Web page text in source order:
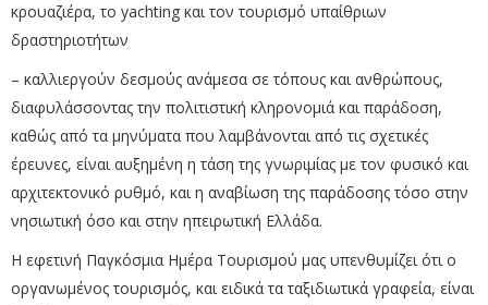
κρουαζιέρα, το yachting και τον τουρισμό υπαίθριων
δραστηριοτήτων
– καλλιεργούν δεσμούς ανάμεσα σε τόπους και ανθρώπους,
διαφυλάσσοντας την πολιτιστική κληρονομιά και παράδοση,
καθώς από τα μηνύματα που λαμβάνονται από τις σχετικές
έρευνες, είναι αυξημένη η τάση της γνωριμίας με τον φυσικό και
αρχιτεκτονικό ρυθμό, και η αναβίωση της παράδοσης τόσο στην
νησιωτική όσο και στην ηπειρωτική Ελλάδα.
Η εφετινή Παγκόσμια Ημέρα Τουρισμού μας υπενθυμίζει ότι ο
οργανωμένος τουρισμός, και ειδικά τα ταξιδιωτικά γραφεία, είναι